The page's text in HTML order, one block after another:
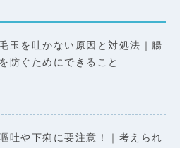
玉を吐かない原因と対処法｜腸
防ぐためにできること
吐や下痢に要注意！｜考えられ